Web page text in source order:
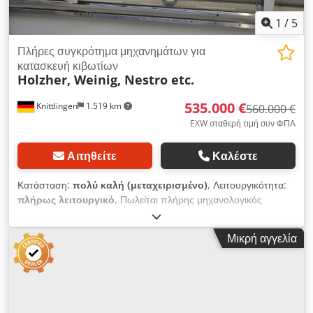
1 / 5
Knittlingen 1.519 km
Πλήρες συγκρότημα μηχανημάτων για
κατασκευή κιβωτίων
Holzher, Weinig, Nestro etc.
535.000 €560.000 €
EXW σταθερή τιμή συν ΦΠΑ
Αιτηθείτε Καλέστε
Κατάσταση: πολύ καλή (μεταχειρισμένο), Λειτουργικότητα:
πλήρως λειτουργικό, Πωλείται πλήρης μηχανολογικός
εξοπλισμός, ο οποίος αποτελείται από: Μηχανολογικός
εξοπλισμός Holzher σε άριστη κατάσταση (σε λειτουργία από
τον 6/2024), ο οποίος περιλαμβάνει: Dcjdpfx Ajzh Hw Ashujk
Tectra 6120 Dynamic, πριονιστική μηχανή για διαμήκη κοπή
με ρυθμιζόμενο οδηγό, αυτόματο σύστημα αποθήκευσης
Μικρή αγγελία